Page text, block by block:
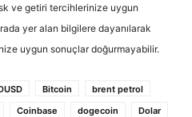
ve getiri tercihlerinize uygun
yer alan bilgilere dayanılarak
uygun sonuçlar doğurmayabilir.
Bitcoin
brent petrol
Coinbase dogecoin
Dolar